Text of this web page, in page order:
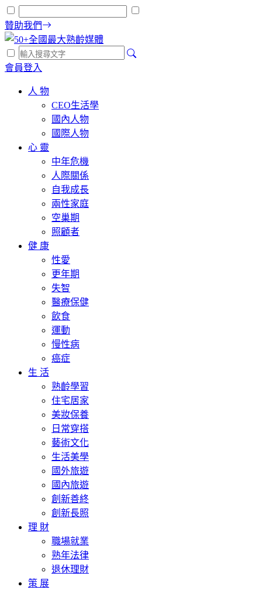
贊助我們
會員登入
人 物
CEO生活學
國內人物
國際人物
心 靈
中年危機
人際關係
自我成長
兩性家庭
空巢期
照顧者
健 康
性愛
更年期
失智
醫療保健
飲食
運動
慢性病
癌症
生 活
熟齡學習
住宅居家
美妝保養
日常穿搭
藝術文化
生活美學
國外旅遊
國內旅遊
創新善終
創新長照
理 財
職場就業
熟年法律
退休理財
策 展